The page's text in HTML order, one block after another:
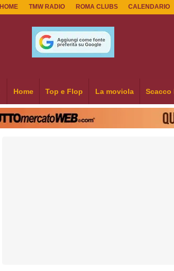
HOME TMW RADIO ROMA CLUBS CALENDARIO
Home Top e Flop La moviola Scacco